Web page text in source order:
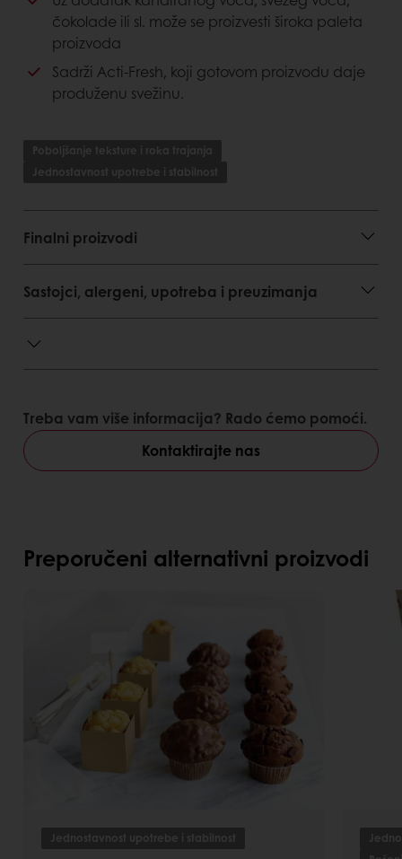
Odličan ukus
Produžena svežina
čokolade ili sl. može se proizvesti široka paleta
proizvoda
Sadrži Acti-Fresh, koji gotovom proizvodu daje
produženu svežinu.
Poboljšanje teksture i roka trajanja
Jednostavnost upotrebe i stabilnost
Finalni proizvodi
Sastojci, alergeni, upotreba i preuzimanja
Treba vam više informacija? Rado ćemo pomoći.
Kontaktirajte nas
Preporučeni alternativni proizvodi
Jednostavnost upotrebe i stabilnost